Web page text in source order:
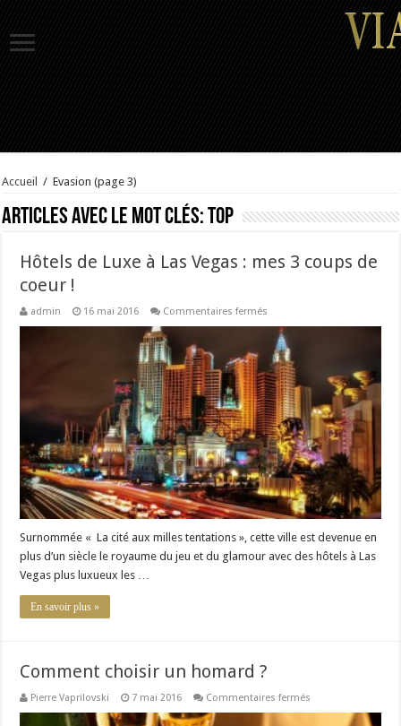
Accueil / Evasion (page 3)
Articles avec le mot clés:top
Hôtels de Luxe à Las Vegas : mes 3 coups de
coeur !
admin 16 mai 2016 Commentaires fermés
de
Luxe
à
Las
Vegas
:
mes
3
coups
de
coeur
!
Surnommée « La cité aux milles tentations », cette ville est devenue en
plus d’un siècle le royaume du jeu et du glamour avec des hôtels à Las
Vegas plus luxueux les …
En savoir plus »
Comment choisir un homard ?
Pierre Vaprilovski 7 mai 2016 Commentaires fermés